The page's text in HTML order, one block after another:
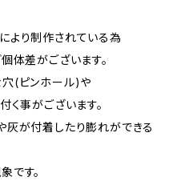
より制作されている為
体差がございます。
(ピンホール)や
事がございます。
灰が付着したり膨れができる
です。